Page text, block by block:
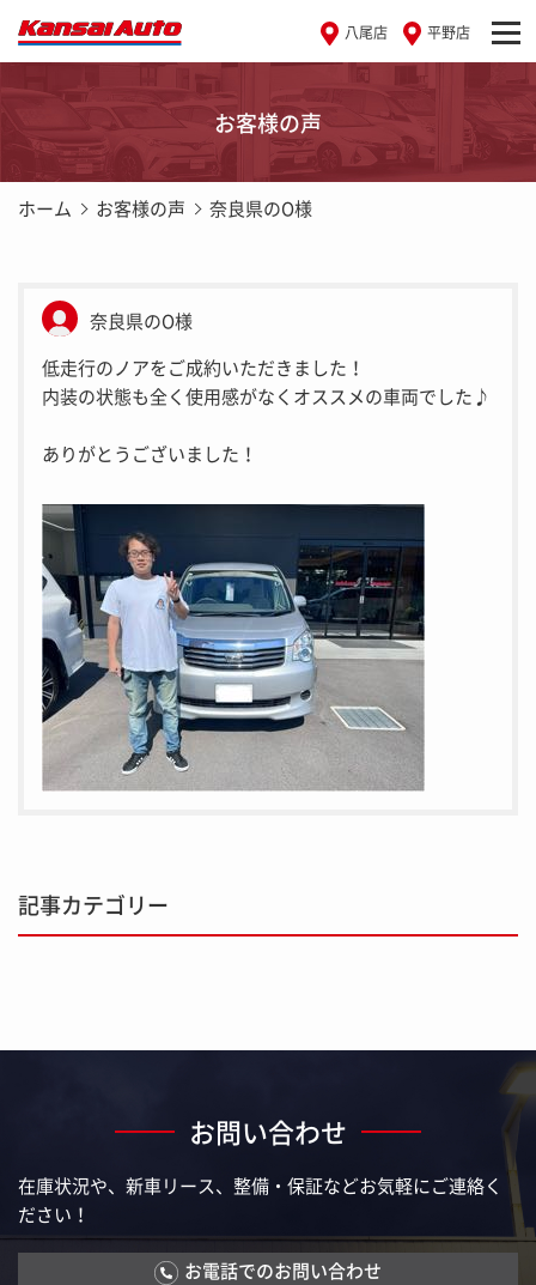
八尾店 平野店
お客様の声
ホーム お客様の声 奈良県のO様
奈良県のO様
低走行のノアをご成約いただきました！
内装の状態も全く使用感がなくオススメの車両でした♪
ありがとうございました！
記事カテゴリー
お問い合わせ
在庫状況や、新車リース、整備・保証などお気軽にご連絡く
ださい！
お電話でのお問い合わせ